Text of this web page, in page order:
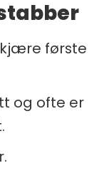
første
og ofte er